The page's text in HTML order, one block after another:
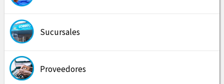
Sucursales
Proveedores